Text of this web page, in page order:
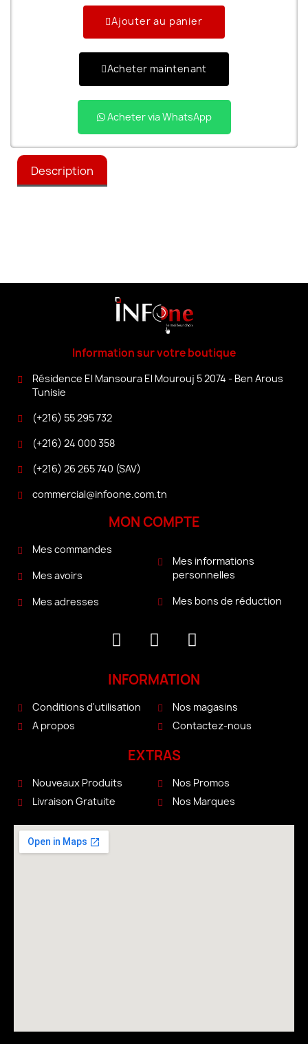
Ajouter au panier
Acheter maintenant
Acheter via WhatsApp
Description
Information sur votre boutique
Résidence El Mansoura El Mourouj 5 2074 - Ben Arous
Tunisie
(+216) 55 295 732
(+216) 24 000 358
(+216) 26 265 740 (SAV)
commercial@infoone.com.tn
MON COMPTE
Mes commandes
Mes avoirs
Mes adresses
Mes informations
personnelles
Mes bons de réduction
INFORMATION
Conditions d'utilisation
A propos
Nos magasins
Contactez-nous
EXTRAS
Nouveaux Produits
Livraison Gratuite
Nos Promos
Nos Marques